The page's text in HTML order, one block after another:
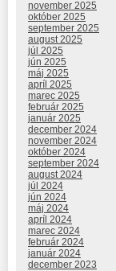
november 2025
október 2025
september 2025
august 2025
júl 2025
jún 2025
máj 2025
apríl 2025
marec 2025
február 2025
január 2025
december 2024
november 2024
október 2024
september 2024
august 2024
júl 2024
jún 2024
máj 2024
apríl 2024
marec 2024
február 2024
január 2024
december 2023